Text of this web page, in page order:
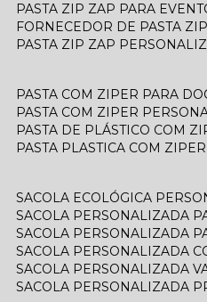
PASTA ZIP ZAP PARA
FORNECEDOR DE PASTA
PASTA ZIP ZAP
PASTA COM ZIPER PARA
PASTA COM ZIPER
PASTA DE PLÁSTICO COM
PASTA PLASTICA COM ZIPER
SACOLA ECOLÓGICA
SACOLA PERSONALIZADA
SACOLA PERSONALIZADA
SACOLA PERSONALIZADA
SACOLA PERSONALIZADA
SACOLA PERSONALIZADA